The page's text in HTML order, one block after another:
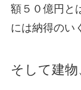
額５０億円と
には納得のい
そして建